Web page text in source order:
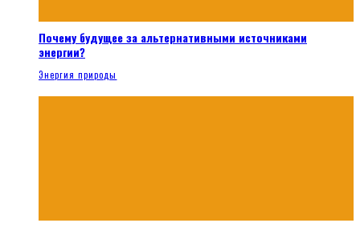
Почему будущее за альтернативными источниками
энергии?
Энергия природы